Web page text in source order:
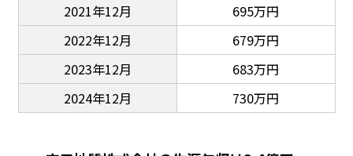
2021年12月
695万円
2022年12月
679万円
2023年12月
683万円
2024年12月
730万円